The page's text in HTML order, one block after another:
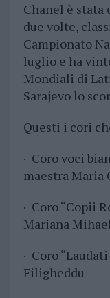
Chanel è stata
due volte,
Campionato
luglio e ha
Mondiali di
Sarajevo lo
Questi i cori
· Coro voci
maestra Maria
· Coro “Copii
Mariana
· Coro
Filigheddu